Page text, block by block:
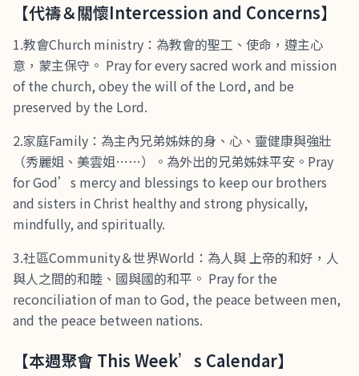
【代禱＆關懷Intercession and Concerns】
1.教會Church ministry：為教會的聖工、使命，遵主心
意，蒙主保守。 Pray for every sacred work and mission
of the church, obey the will of the Lord, and be
preserved by the Lord.
2.家庭Family：為主內兄弟姊妹的身、心、靈健康與強壯
（秀麗姐、美雲姐……）。為外出的兄弟姊妹平安。Pray
for God’s mercy and blessings to keep our brothers
and sisters in Christ healthy and strong physically,
mindfully, and spiritually.
3.社區Community＆世界World：為人與 上帝的和好，人
與人之間的和睦、國與國的和平。 Pray for the
reconciliation of man to God, the peace between men,
and the peace between nations.
【本週聚會 This Week’s Calendar】